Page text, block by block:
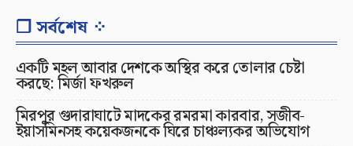
❐ সর্বশেষ ⁘
একটি মহল আবার দেশকে অস্থির করে তোলার চেষ্টা
করছে: মির্জা ফখরুল
মিরপুর গুদারাঘাটে মাদকের রমরমা কারবার, সজীব-
ইয়াসমিনসহ কয়েকজনকে ঘিরে চাঞ্চল্যকর অভিযোগ